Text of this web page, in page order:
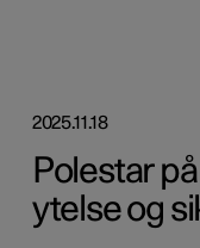
2025.11.18
Polestar
ytelse og